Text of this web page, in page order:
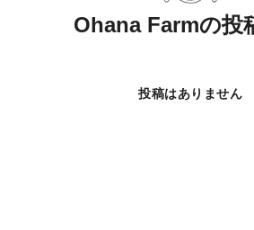
Ohana Farmの投
投稿はありません